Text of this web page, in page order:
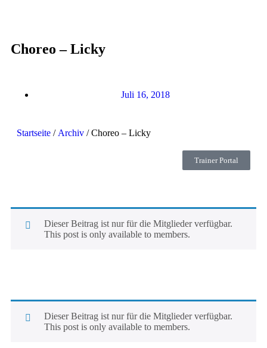
Choreo – Licky
Juli 16, 2018
Startseite / Archiv / Choreo – Licky
Trainer Portal
Dieser Beitrag ist nur für die Mitglieder verfügbar.
This post is only available to members.
Dieser Beitrag ist nur für die Mitglieder verfügbar.
This post is only available to members.